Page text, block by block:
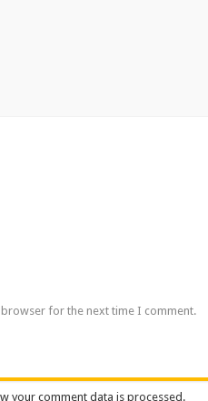
browser for the next time I comment.
your comment data is processed.